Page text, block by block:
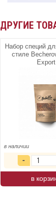
ДРУГИЕ
Набор специй
стиле
Export
в наличии
в